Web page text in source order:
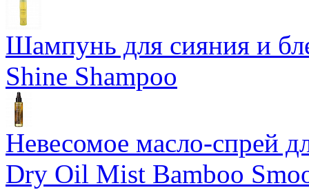
Шампунь для сияния и
Shine Shampoo
Невесомое масло-спрей
Dry Oil Mist Bamboo